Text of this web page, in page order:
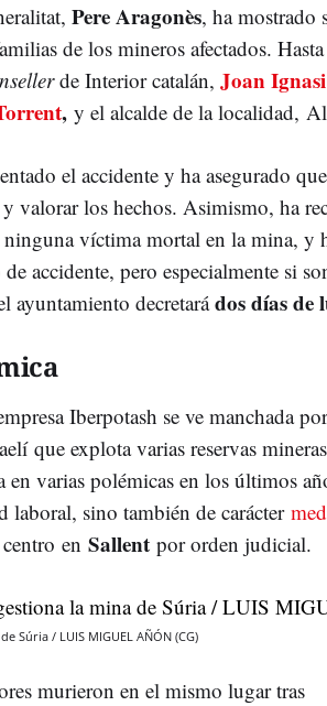
Pere Aragonès, ha mostrado
de los mineros afectados.
de Interior catalán, Joan
, y el alcalde de la localidad,
el accidente y ha asegurado
valorar los hechos. Asimismo, ha
víctima mortal en la mina, y
accidente, pero especialmente si
ayuntamiento decretarádos días de
Iberpotash se ve manchada
que explota varias reservas
en varias polémicas en los últimos
laboral, sino también de carácter
en Sallent por orden judicial.
Súria / LUIS MIGUEL AÑÓN (CG)
murieron en el mismo lugar tras